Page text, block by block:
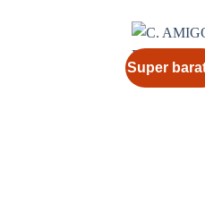
Super